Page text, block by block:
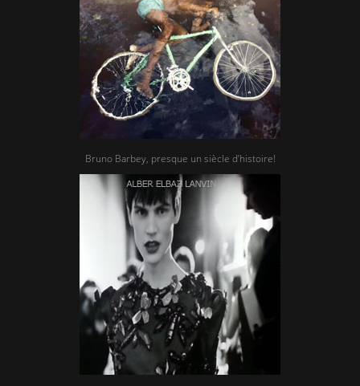
Bruno Barbey, presque un siècle d’histoire!